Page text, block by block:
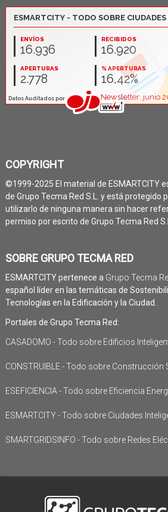
COPYRIGHT
©1999-2025 El material de ESMARTCITY
de Grupo Tecma Red S.L. y está protegido
utilizarlo de ninguna manera sin hacer
permiso por escrito de Grupo Tecma Red S.L.
SOBRE GRUPO TECMA RED
ESMARTCITY pertenece a Grupo Tecma
español líder en las temáticas de
Tecnologías en la Edificación y la Ciudad.
Portales de Grupo Tecma Red:
CASADOMO - Todo sobre Edificios
CONSTRUIBLE - Todo sobre Construcción
ESEFICIENCIA - Todo sobre Eficiencia
ESMARTCITY - Todo sobre Ciudades
SMARTGRIDSINFO - Todo sobre Redes